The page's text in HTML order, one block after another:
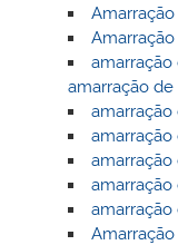
amarração
amarração
amarração